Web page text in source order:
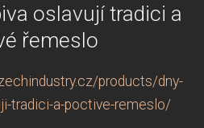
oslavují tradici a
řemeslo
products/dny-
tradici-a-poctive-remeslo/